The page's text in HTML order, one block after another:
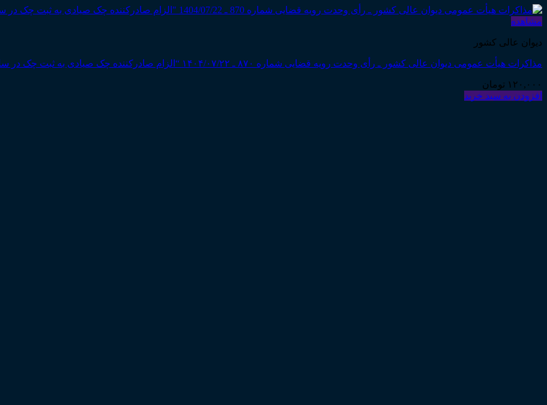
مشاهده
دیوان عالی کشور
مذاکرات هیأت عمومی دیوان عالی کشور ـ رأی وحدت رویه قضایی شماره ۸۷۰ ـ ۱۴۰۴/۰۷/۲۲ “الزام صادرکننده چک صیادی به ثبت چک در سامانه صیادی به ثبت چک در سامانه صیاد”
۱۲۰,۰۰۰ تومان
افزودن به سبد خرید